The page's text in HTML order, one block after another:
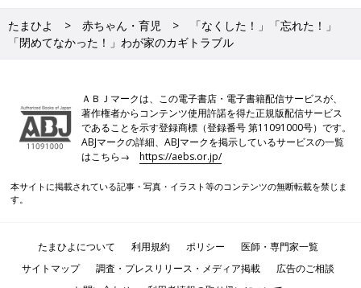
たまひよ 赤ちゃん・育児
「なくした！」「忘れた！」
「閉めてなかった！」わが家のカギトラブル
ＡＢＪマークは、この電子書店・電子書籍配信サービスが、
著作権者からコンテンツ使用許諾を得た正規版配信サービス
であることを示す登録商標（登録番号 第11091000号）です。
ABJマークの詳細、ABJマークを掲示しているサービスの一覧
はこちら→https://aebs.or.jp/
本サイトに掲載されている記事・写真・イラスト等のコンテンツの無断転載を禁じま
す。
たまひよについて 利用規約 ポリシー
医師・専門家一覧
サイトマップ
調査・プレスリリース・メディア掲載
広告のご相談